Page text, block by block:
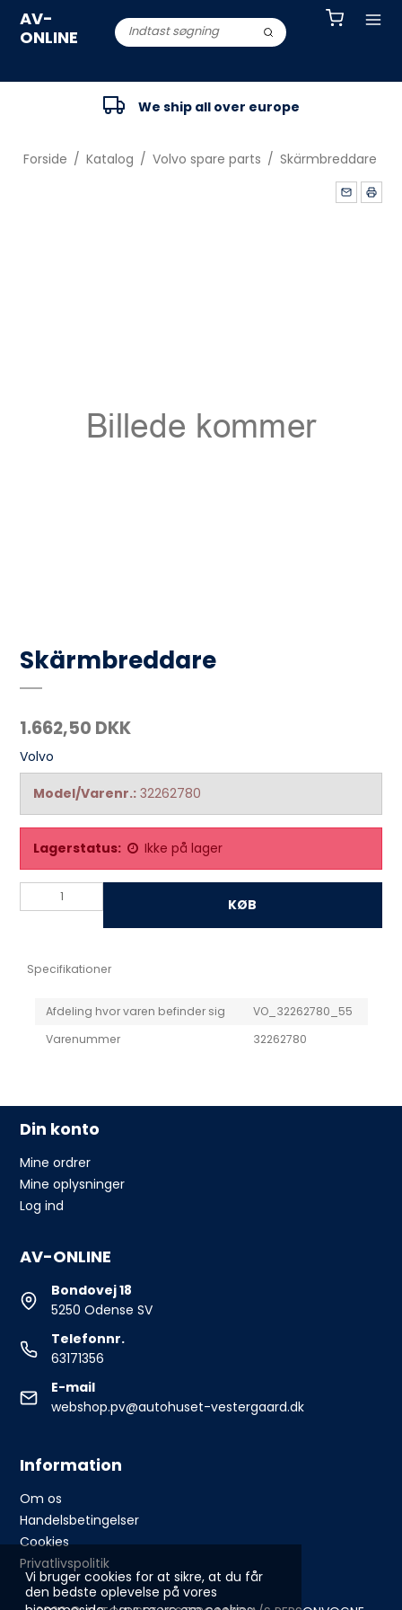
Vi bruger cookies for at sikre, at du får
den bedste oplevelse på vores
AV-
ONLINE
We ship all over europe
Forside / Katalog / Volvo spare parts / Skärmbreddare
Skärmbreddare
1.662,50 DKK
Volvo
Model/Varenr.: 32262780
Lagerstatus: Ikke på lager
KØB
Specifikationer
Afdeling hvor varen befinder sig
VO_32262780_55
Varenummer
32262780
Din konto
Mine ordrer
Mine oplysninger
Log ind
AV-ONLINE
Bondovej 18
5250 Odense SV
Telefonnr.
63171356
E-mail
webshop.pv@autohuset-vestergaard.dk
Information
Om os
Handelsbetingelser
Cookies
Privatlivspolitik